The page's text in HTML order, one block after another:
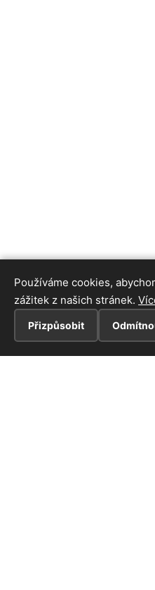
Používáme cookies,
zážitek z našich stránek.
Přizpůsobit